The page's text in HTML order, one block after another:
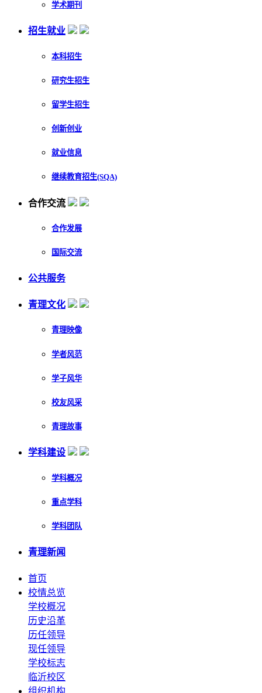
学术期刊
招生就业
本科招生
研究生招生
留学生招生
创新创业
就业信息
继续教育招生(SQA)
合作交流
合作发展
国际交流
公共服务
青理文化
青理映像
学者风范
学子风华
校友风采
青理故事
学科建设
学科概况
重点学科
学科团队
青理新闻
首页
校情总览
学校概况
历史沿革
历任领导
现任领导
学校标志
临沂校区